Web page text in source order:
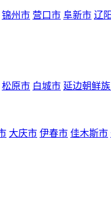
锦州市 营口市 阜新市 辽
松原市 白城市 延边朝鲜
大庆市 伊春市 佳木斯市